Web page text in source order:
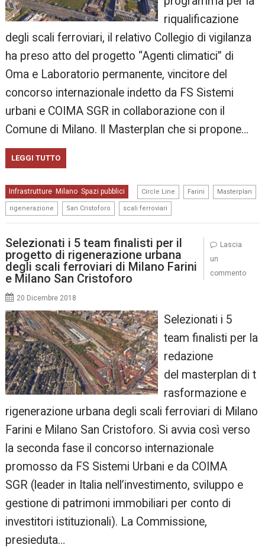
riqualificazione
degli scali ferroviari, il relativo Collegio di vigilanza
ha preso atto del progetto “Agenti climatici” di
Oma e Laboratorio permanente, vincitore del
concorso internazionale indetto da FS Sistemi
urbani e COIMA SGR in collaborazione con il
Comune di Milano. Il Masterplan che si propone…
LEGGI TUTTO
Infrastrutture, Milano,Spazi pubblici Circle Line Farini Masterplan
rigenerazione San Cristoforo scali ferroviari
Selezionati i 5 team finalisti per il
progetto di rigenerazione urbana
degli scali ferroviari di Milano Farini
e Milano San Cristoforo
20 Dicembre 2018
Selezionati i 5
team finalisti per la
redazione
del masterplan di t
rasformazione e
rigenerazione urbana degli scali ferroviari di Milano
Farini e Milano San Cristoforo. Si avvia così verso
la seconda fase il concorso internazionale
promosso da FS Sistemi Urbani e da COIMA
SGR (leader in Italia nell’investimento, sviluppo e
gestione di patrimoni immobiliari per conto di
investitori istituzionali). La Commissione,
presieduta…
Lascia
un
commento